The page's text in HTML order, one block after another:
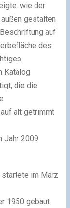
wie der
gestalten
auf
des
Katalog
die die
alt getrimmt
Jahr 2009
startete im März
1950 gebaut